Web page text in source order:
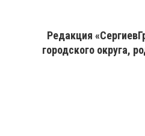
Редакция
городского округа,